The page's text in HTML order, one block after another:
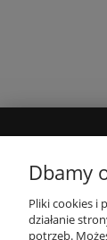
Dbamy
Pliki cookies i
działanie
potrzeb.